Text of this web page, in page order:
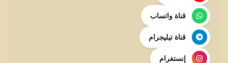
قناة واتساب
قناة تيليجرام
إنستغرام